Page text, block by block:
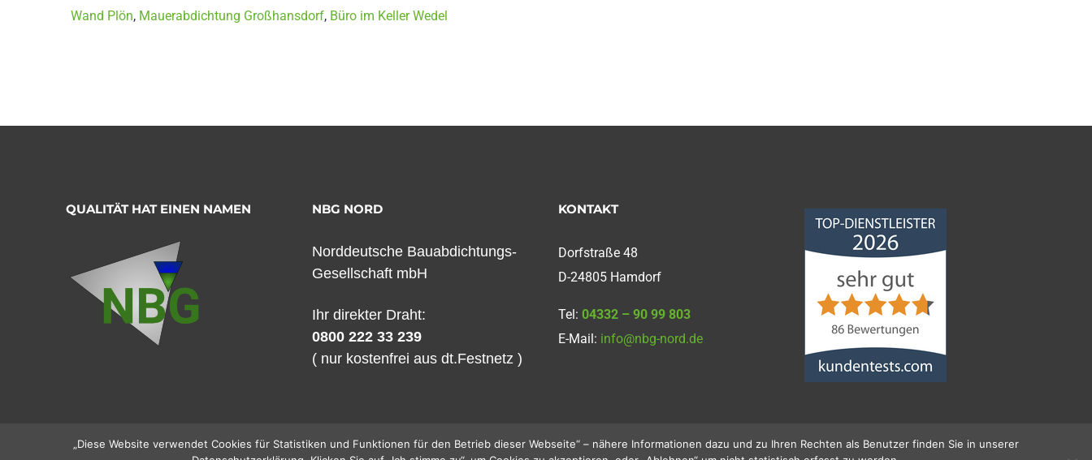
Wand Plön, Mauerabdichtung Großhansdorf, Büro im Keller Wedel
QUALITÄT HAT EINEN NAMEN NBG NORD
Norddeutsche Bauabdichtungs-
Gesellschaft mbH
Ihr direkter Draht:
0800 222 33 239
( nur kostenfrei aus dt.Festnetz )
KONTAKT
Dorfstraße 48
D-24805 Hamdorf
Tel: 04332 – 90 99 803
E-Mail: info@nbg-nord.de
Norddeutsche
Bauabdichtungsgesellschaft
mbH
von 5
86Bewertungen
„Diese Website verwendet Cookies für Statistiken und Funktionen für den Betrieb dieser Webseite“ – nähere Informationen dazu und zu Ihren Rechten als Benutzer finden Sie in unserer